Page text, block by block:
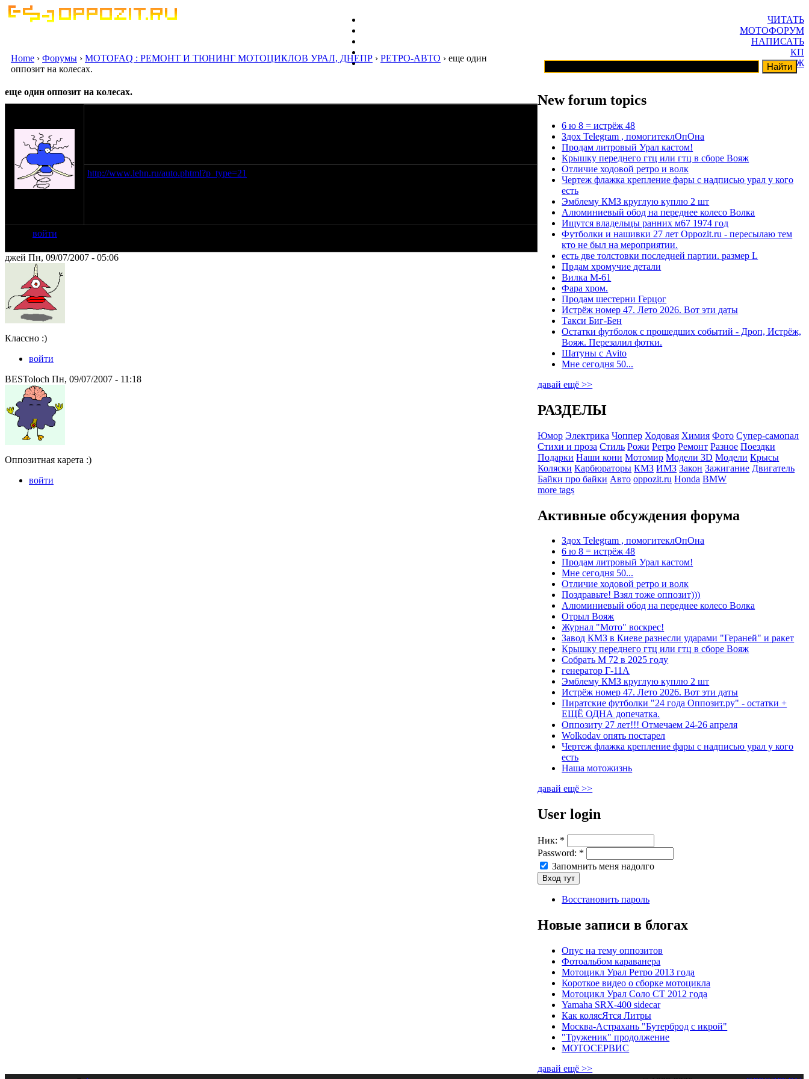
ЧИТАТЬ
МОТОФОРУМ
НАПИСАТЬ
КП
ГАРАЖ
Home › Форумы › MOTOFAQ : РЕМОНТ И ТЮНИНГ МОТОЦИКЛОВ УРАЛ, ДНЕПР › РЕТРО-АВТО › еще один
оппозит на колесах.
еще один оппозит на колесах.
http://www.lehn.ru/auto.phtml?p_type=21
войти
джей Пн, 09/07/2007 - 05:06
Классно :)
войти
BESToloch Пн, 09/07/2007 - 11:18
Оппозитная карета :)
войти
New forum topics
6 ю 8 = истрёж 48
Здох Telegram , помогитеклОпОна
Продам литровый Урал кастом!
Крышку переднего гтц или гтц в сборе Вояж
Отличие ходовой ретро и волк
Чертеж флажка крепление фары с надписью урал у кого
есть
Эмблему КМЗ круглую куплю 2 шт
Алюминиевый обод на переднее колесо Волка
Ищутся владельцы ранних м67 1974 год
Футболки и нашивки 27 лет Oppozit.ru - пересылаю тем
кто не был на мероприятии.
есть две толстовки последней партии. размер L
Прдам хромучие детали
Вилка М-61
Фара хром.
Продам шестерни Герцог
Истрёж номер 47. Лето 2026. Вот эти даты
Такси Биг-Бен
Остатки футболок с прошедших событий - Дроп, Истрёж,
Вояж. Перезалил фотки.
Шатуны с Avito
Мне сегодня 50...
давай ещё >>
РАЗДЕЛЫ
Юмор Электрика Чоппер Ходовая Химия Фото Супер-самопал
Стихи и проза Стиль Рожи Ретро Ремонт Разное Поездки
Подарки Наши кони Мотомир Модели 3D Модели Крысы
Коляски Карбюраторы КМЗ ИМЗ Закон Зажигание Двигатель
Байки про байки Авто oppozit.ru Honda BMW
more tags
Активные обсуждения форума
Здох Telegram , помогитеклОпОна
6 ю 8 = истрёж 48
Продам литровый Урал кастом!
Мне сегодня 50...
Отличие ходовой ретро и волк
Поздравьте! Взял тоже оппозит)))
Алюминиевый обод на переднее колесо Волка
Отрыл Вояж
Журнал "Мото" воскрес!
Завод КМЗ в Киеве разнесли ударами "Гераней" и ракет
Крышку переднего гтц или гтц в сборе Вояж
Собрать М 72 в 2025 году
генератор Г-11А
Эмблему КМЗ круглую куплю 2 шт
Истрёж номер 47. Лето 2026. Вот эти даты
Пиратские футболки "24 года Оппозит.ру" - остатки +
ЕЩЁ ОДНА допечатка.
Оппозиту 27 лет!!! Отмечаем 24-26 апреля
Wolkodav опять постарел
Чертеж флажка крепление фары с надписью урал у кого
есть
Наша мотожизнь
давай ещё >>
User login
Ник: *
Password: *
Запомнить меня надолго
Восстановить пароль
Новые записи в блогах
Опус на тему оппозитов
Фотоальбом караванера
Мотоцикл Урал Ретро 2013 года
Короткое видео о сборке мотоцикла
Мотоцикл Урал Соло СТ 2012 года
Yamaha SRX-400 sidecar
Как колясЯтся Литры
Москва-Астрахань "Бутерброд с икрой"
"Труженик" продолжение
МОТОСЕРВИС
давай ещё >>